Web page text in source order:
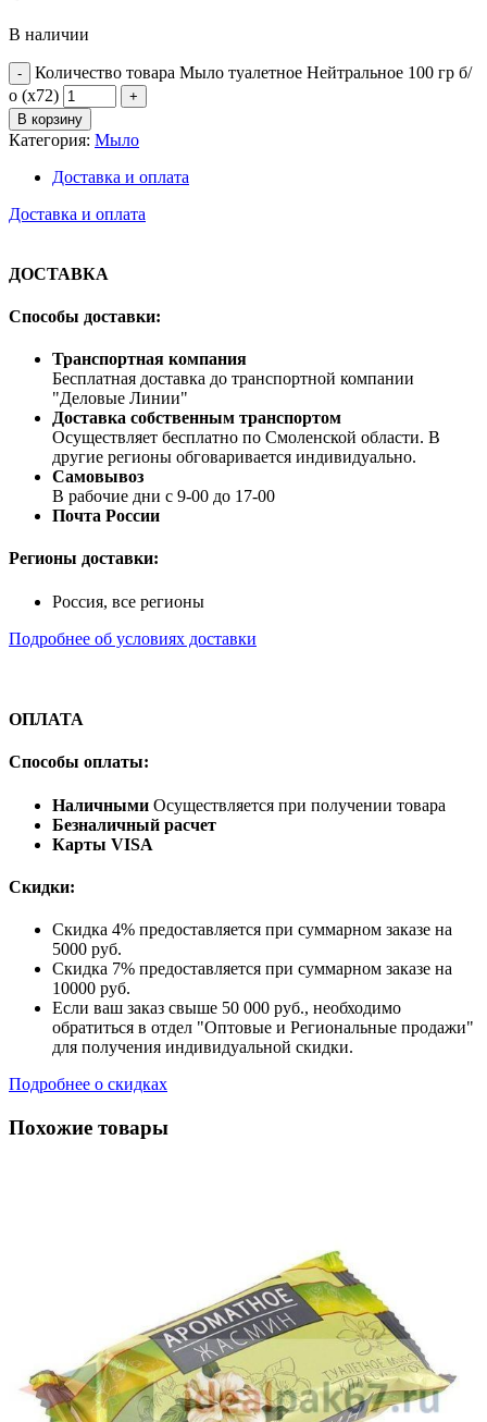
В наличии
Количество товара Мыло туалетное Нейтральное 100 гр б/
о (х72)
В корзину
Категория: Мыло
Доставка и оплата
Доставка и оплата
ДОСТАВКА
Способы доставки:
Транспортная компания
Бесплатная доставка до транспортной компании
"Деловые Линии"
Доставка собственным транспортом
Осуществляет бесплатно по Смоленской области. В
другие регионы обговаривается индивидуально.
Самовывоз
В рабочие дни с 9-00 до 17-00
Почта России
Регионы доставки:
Россия, все регионы
Подробнее об условиях доставки
ОПЛАТА
Способы оплаты:
Наличными Осуществляется при получении товара
Безналичный расчет
Карты VISA
Скидки:
Скидка 4% предоставляется при суммарном заказе на
5000 руб.
Скидка 7% предоставляется при суммарном заказе на
10000 руб.
Если ваш заказ свыше 50 000 руб., необходимо
обратиться в отдел "Оптовые и Региональные продажи"
для получения индивидуальной скидки.
Подробнее о скидках
Похожие товары